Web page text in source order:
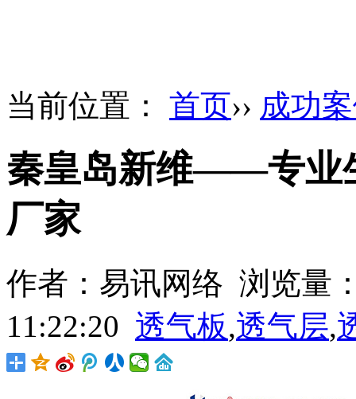
当前位置： 首页›› 成功
秦皇岛新维——专业
厂家
作者：易讯网络 浏览量
11:22:20 透气板,透气层,